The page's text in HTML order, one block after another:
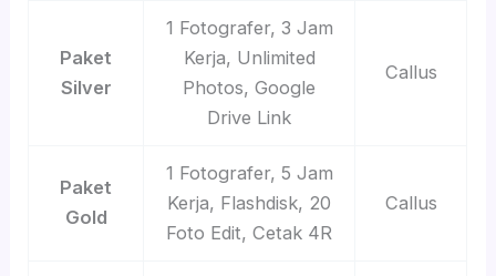
Paket
Silver
1 Fotografer, 3 Jam
Kerja, Unlimited
Photos, Google
Drive Link
Callus
Paket
Gold
1 Fotografer, 5 Jam
Kerja, Flashdisk, 20
Foto Edit, Cetak 4R
Callus